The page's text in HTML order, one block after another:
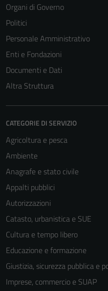
Organi di Governo
Politici
Personale Amministrativo
Enti e Fondazioni
Documenti e Dati
Altra Struttura
CATEGORIE DI SERVIZIO
Agricoltura e pesca
Ambiente
Anagrafe e stato civile
Appalti pubblici
Autorizzazioni
Catasto, urbanistica e SUE
Cultura e tempo libero
Educazione e formazione
Giustizia, sicurezza pubblica e
Imprese, commercio e SUAP